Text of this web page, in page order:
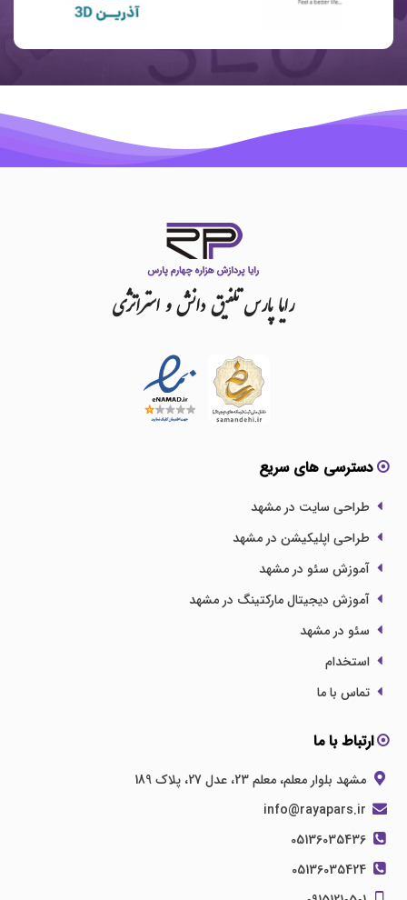
رایاپارستلفیقدانشواستراتژی
دسترسی های سریع
طراحی سایت در مشهد
طراحی اپلیکیشن در مشهد
آموزش سئو در مشهد
آموزش دیجیتال مارکتینگ در مشهد
سئو در مشهد
استخدام
تماس با ما
ارتباط با ما
مشهد بلوار معلم، معلم 23، عدل 27، پلاک 189
05136035436
05136035424